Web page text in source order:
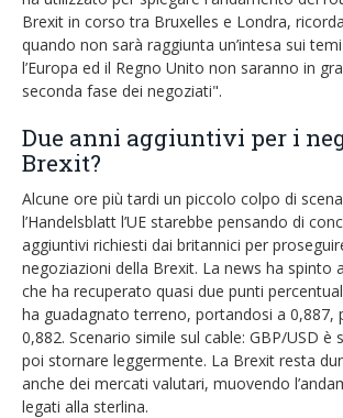
Brexit in corso tra Bruxelles e Londra,
quando non sarà raggiunta un’intesa sui
l’Europa ed il Regno Unito non saranno in
seconda fase dei negoziati".
Due anni aggiuntivi per i
Brexit?
Alcune ore più tardi un piccolo colpo di
l’Handelsblatt l’UE starebbe pensando di
aggiuntivi richiesti dai britannici per
negoziazioni della Brexit. La news ha spinto
che ha recuperato quasi due punti
ha guadagnato terreno, portandosi a 0,887,
0,882. Scenario simile sul cable: GBP/USD è
poi stornare leggermente. La Brexit resta
anche dei mercati valutari, muovendo
legati alla sterlina.